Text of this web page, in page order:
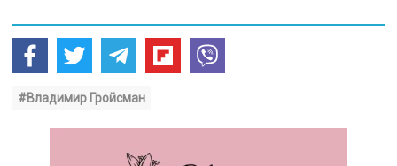
#Владимир Гройсман